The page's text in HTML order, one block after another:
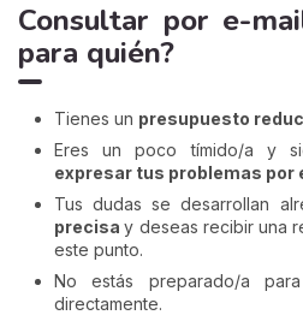
Consultar por e-
para quién?
Tienes un presupuesto
Eres un poco tímido/a y
expresar tus problemas por
Tus dudas se desarrollan
precisay deseas recibir una
este punto.
No estás preparado/a
directamente.